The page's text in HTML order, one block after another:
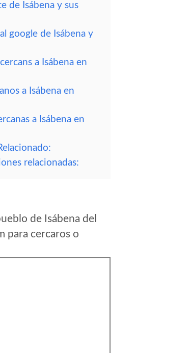
de Isábena y sus
google de Isábena y
a Isábena en
a Isábena en
a Isábena en
relacionadas:
de Isábena del
para cercaros o